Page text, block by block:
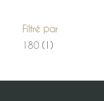
Filtré par
180 (1)